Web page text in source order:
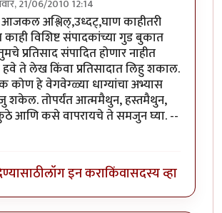
21/06/2010 12:14
प्र्ण लेखbyशानबा५१२
आजकल अश्लिल्,उध्दट्,घाण काहीतरी
विशिष्ट संपादकांच्या गुड बुकात
प्रतिसाद संपादित होणार नाहीत
ते लेख किंवा प्रतिसादात लिहु शकाल.
कोण हे वेगवेग्ळ्या धाग्यांचा अभ्यास
तोपर्यंत आत्ममैथुन, हस्तमैथुन,
आणि कसे वापरायचे ते समजुन घ्या. --
लॉग इन कराकिंवासदस्य व्हा